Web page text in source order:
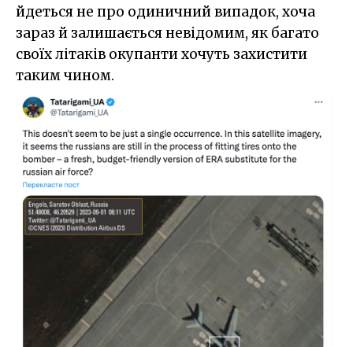
йдеться не про одиничний випадок, хоча
зараз й залишається невідомим, як багато
своїх літаків окупанти хочуть захистити
таким чином.